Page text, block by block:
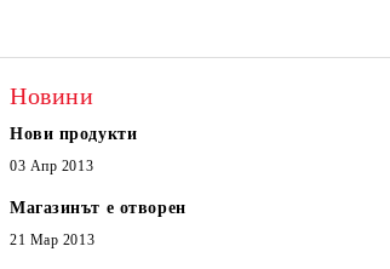
Новини
Нови продукти
03 Апр 2013
Магазинът е отворен
21 Мар 2013